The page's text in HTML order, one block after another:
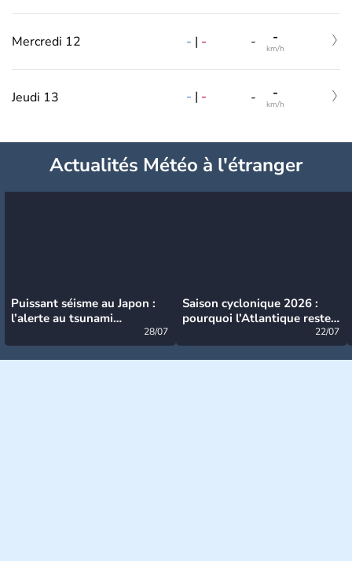
Mercredi 12 - | - - -
km/h
Jeudi 13 - | - - -
km/h
Actualités Météo à l'étranger
Puissant séisme au Japon :
l’alerte au tsunami
28/07
Saison cyclonique 2026 :
pourquoi l’Atlantique reste
22/07